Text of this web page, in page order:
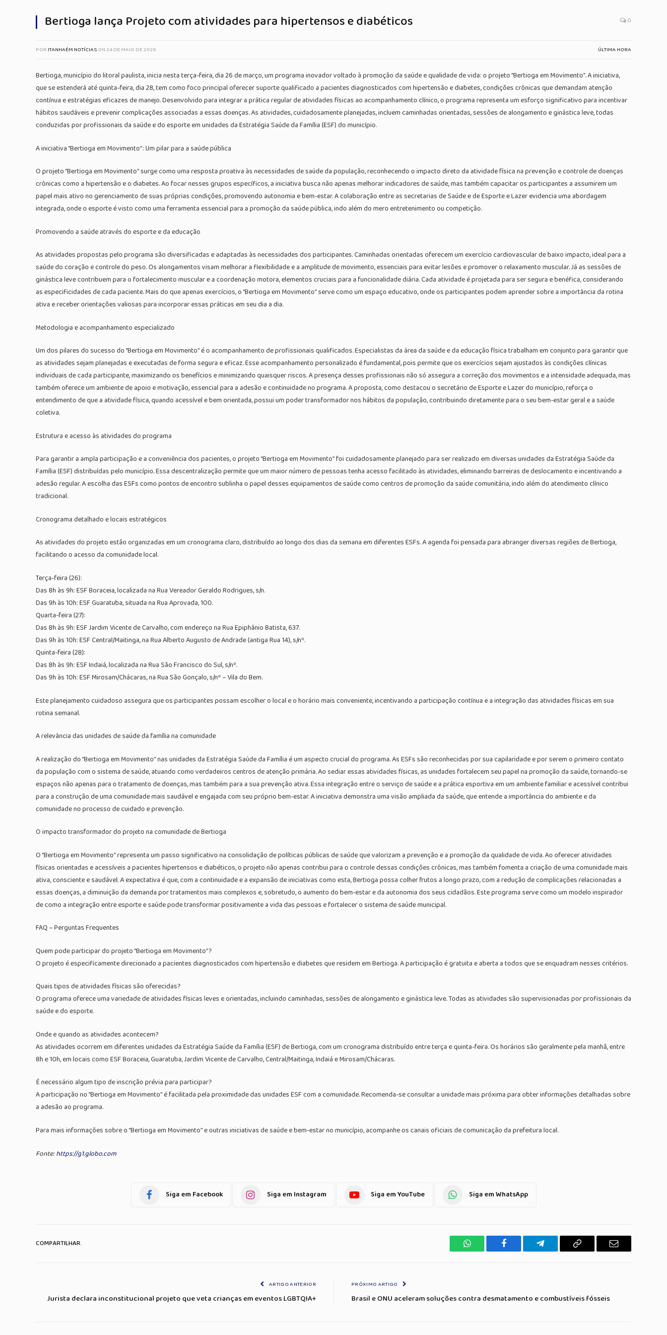
Bertioga lança Projeto com atividades para hipertensos e diabéticos 0
POR ITANHAÉM NOTÍCIASON24 DE MAIO DE 2026 ÚLTIMA HORA
Bertioga, município do litoral paulista, inicia nesta terça-feira, dia 26 de março, um programa inovador voltado à promoção da saúde e qualidade de vida: o projeto “Bertioga em Movimento”. A iniciativa,
que se estenderá até quinta-feira, dia 28, tem como foco principal oferecer suporte qualificado a pacientes diagnosticados com hipertensão e diabetes, condições crônicas que demandam atenção
contínua e estratégias eficazes de manejo. Desenvolvido para integrar a prática regular de atividades físicas ao acompanhamento clínico, o programa representa um esforço significativo para incentivar
hábitos saudáveis e prevenir complicações associadas a essas doenças. As atividades, cuidadosamente planejadas, incluem caminhadas orientadas, sessões de alongamento e ginástica leve, todas
conduzidas por profissionais da saúde e do esporte em unidades da Estratégia Saúde da Família (ESF) do município.
A iniciativa “Bertioga em Movimento”: Um pilar para a saúde pública
O projeto “Bertioga em Movimento” surge como uma resposta proativa às necessidades de saúde da população, reconhecendo o impacto direto da atividade física na prevenção e controle de doenças
crônicas como a hipertensão e o diabetes. Ao focar nesses grupos específicos, a iniciativa busca não apenas melhorar indicadores de saúde, mas também capacitar os participantes a assumirem um
papel mais ativo no gerenciamento de suas próprias condições, promovendo autonomia e bem-estar. A colaboração entre as secretarias de Saúde e de Esporte e Lazer evidencia uma abordagem
integrada, onde o esporte é visto como uma ferramenta essencial para a promoção da saúde pública, indo além do mero entretenimento ou competição.
Promovendo a saúde através do esporte e da educação
As atividades propostas pelo programa são diversificadas e adaptadas às necessidades dos participantes. Caminhadas orientadas oferecem um exercício cardiovascular de baixo impacto, ideal para a
saúde do coração e controle do peso. Os alongamentos visam melhorar a flexibilidade e a amplitude de movimento, essenciais para evitar lesões e promover o relaxamento muscular. Já as sessões de
ginástica leve contribuem para o fortalecimento muscular e a coordenação motora, elementos cruciais para a funcionalidade diária. Cada atividade é projetada para ser segura e benéfica, considerando
as especificidades de cada paciente. Mais do que apenas exercícios, o “Bertioga em Movimento” serve como um espaço educativo, onde os participantes podem aprender sobre a importância da rotina
ativa e receber orientações valiosas para incorporar essas práticas em seu dia a dia.
Metodologia e acompanhamento especializado
Um dos pilares do sucesso do “Bertioga em Movimento” é o acompanhamento de profissionais qualificados. Especialistas da área da saúde e da educação física trabalham em conjunto para garantir que
as atividades sejam planejadas e executadas de forma segura e eficaz. Esse acompanhamento personalizado é fundamental, pois permite que os exercícios sejam ajustados às condições clínicas
individuais de cada participante, maximizando os benefícios e minimizando quaisquer riscos. A presença desses profissionais não só assegura a correção dos movimentos e a intensidade adequada, mas
também oferece um ambiente de apoio e motivação, essencial para a adesão e continuidade no programa. A proposta, como destacou o secretário de Esporte e Lazer do município, reforça o
entendimento de que a atividade física, quando acessível e bem orientada, possui um poder transformador nos hábitos da população, contribuindo diretamente para o seu bem-estar geral e a saúde
coletiva.
Estrutura e acesso às atividades do programa
Para garantir a ampla participação e a conveniência dos pacientes, o projeto “Bertioga em Movimento” foi cuidadosamente planejado para ser realizado em diversas unidades da Estratégia Saúde da
Família (ESF) distribuídas pelo município. Essa descentralização permite que um maior número de pessoas tenha acesso facilitado às atividades, eliminando barreiras de deslocamento e incentivando a
adesão regular. A escolha das ESFs como pontos de encontro sublinha o papel desses equipamentos de saúde como centros de promoção da saúde comunitária, indo além do atendimento clínico
tradicional.
Cronograma detalhado e locais estratégicos
As atividades do projeto estão organizadas em um cronograma claro, distribuído ao longo dos dias da semana em diferentes ESFs. A agenda foi pensada para abranger diversas regiões de Bertioga,
facilitando o acesso da comunidade local.
Terça-feira (26):
Das 8h às 9h: ESF Boraceia, localizada na Rua Vereador Geraldo Rodrigues, s/n.
Das 9h às 10h: ESF Guaratuba, situada na Rua Aprovada, 100.
Quarta-feira (27):
Das 8h às 9h: ESF Jardim Vicente de Carvalho, com endereço na Rua Epiphânio Batista, 637.
Das 9h às 10h: ESF Central/Maitinga, na Rua Alberto Augusto de Andrade (antiga Rua 14), s/nº.
Quinta-feira (28):
Das 8h às 9h: ESF Indaiá, localizada na Rua São Francisco do Sul, s/nº.
Das 9h às 10h: ESF Mirosam/Chácaras, na Rua São Gonçalo, s/nº – Vila do Bem.
Este planejamento cuidadoso assegura que os participantes possam escolher o local e o horário mais conveniente, incentivando a participação contínua e a integração das atividades físicas em sua
rotina semanal.
A relevância das unidades de saúde da família na comunidade
A realização do “Bertioga em Movimento” nas unidades da Estratégia Saúde da Família é um aspecto crucial do programa. As ESFs são reconhecidas por sua capilaridade e por serem o primeiro contato
da população com o sistema de saúde, atuando como verdadeiros centros de atenção primária. Ao sediar essas atividades físicas, as unidades fortalecem seu papel na promoção da saúde, tornando-se
espaços não apenas para o tratamento de doenças, mas também para a sua prevenção ativa. Essa integração entre o serviço de saúde e a prática esportiva em um ambiente familiar e acessível contribui
para a construção de uma comunidade mais saudável e engajada com seu próprio bem-estar. A iniciativa demonstra uma visão ampliada da saúde, que entende a importância do ambiente e da
comunidade no processo de cuidado e prevenção.
O impacto transformador do projeto na comunidade de Bertioga
O “Bertioga em Movimento” representa um passo significativo na consolidação de políticas públicas de saúde que valorizam a prevenção e a promoção da qualidade de vida. Ao oferecer atividades
físicas orientadas e acessíveis a pacientes hipertensos e diabéticos, o projeto não apenas contribui para o controle dessas condições crônicas, mas também fomenta a criação de uma comunidade mais
ativa, consciente e saudável. A expectativa é que, com a continuidade e a expansão de iniciativas como esta, Bertioga possa colher frutos a longo prazo, com a redução de complicações relacionadas a
essas doenças, a diminuição da demanda por tratamentos mais complexos e, sobretudo, o aumento do bem-estar e da autonomia dos seus cidadãos. Este programa serve como um modelo inspirador
de como a integração entre esporte e saúde pode transformar positivamente a vida das pessoas e fortalecer o sistema de saúde municipal.
FAQ – Perguntas Frequentes
Quem pode participar do projeto “Bertioga em Movimento”?
O projeto é especificamente direcionado a pacientes diagnosticados com hipertensão e diabetes que residem em Bertioga. A participação é gratuita e aberta a todos que se enquadram nesses critérios.
Quais tipos de atividades físicas são oferecidas?
O programa oferece uma variedade de atividades físicas leves e orientadas, incluindo caminhadas, sessões de alongamento e ginástica leve. Todas as atividades são supervisionadas por profissionais da
saúde e do esporte.
Onde e quando as atividades acontecem?
As atividades ocorrem em diferentes unidades da Estratégia Saúde da Família (ESF) de Bertioga, com um cronograma distribuído entre terça e quinta-feira. Os horários são geralmente pela manhã, entre
8h e 10h, em locais como ESF Boraceia, Guaratuba, Jardim Vicente de Carvalho, Central/Maitinga, Indaiá e Mirosam/Chácaras.
É necessário algum tipo de inscrição prévia para participar?
A participação no “Bertioga em Movimento” é facilitada pela proximidade das unidades ESF com a comunidade. Recomenda-se consultar a unidade mais próxima para obter informações detalhadas sobre
a adesão ao programa.
Para mais informações sobre o “Bertioga em Movimento” e outras iniciativas de saúde e bem-estar no município, acompanhe os canais oficiais de comunicação da prefeitura local.
Fonte:https://g1.globo.com
Siga em Facebook Siga em Instagram Siga em YouTube Siga em WhatsApp
COMPARTILHAR.
WhatsAppFacebook TelegramaCopiar
E-
ARTIGO ANTERIOR
Jurista declara inconstitucional projeto que veta crianças em eventos LGBTQIA+
PRÓXIMO ARTIGO
Brasil e ONU aceleram soluções contra desmatamento e combustíveis fósseis